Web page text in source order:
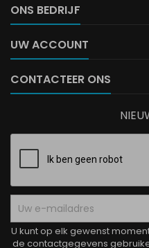
ONS BEDRIJF
UW ACCOUNT
CONTACTEER ONS
U kunt op elk gewenst
de contactgegevens